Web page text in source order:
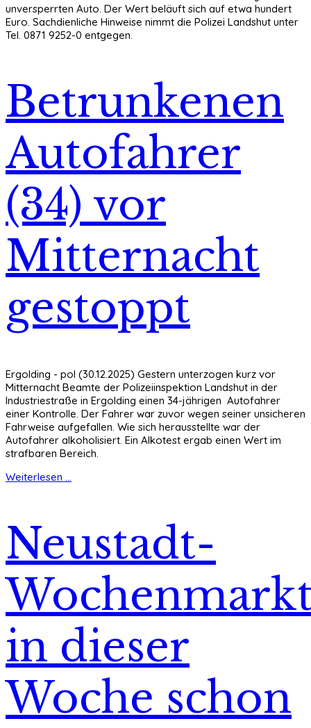
unversperrten Auto. Der Wert beläuft sich auf etwa hundert
Euro. Sachdienliche Hinweise nimmt die Polizei Landshut unter
Tel. 0871 9252-0 entgegen.
Betrunkenen
Autofahrer
(34) vor
Mitternacht
gestoppt
Ergolding - pol (30.12.2025) Gestern unterzogen kurz vor
Mitternacht Beamte der Polizeiinspektion Landshut in der
Industriestraße in Ergolding einen 34-jährigen Autofahrer
einer Kontrolle. Der Fahrer war zuvor wegen seiner unsicheren
Fahrweise aufgefallen. Wie sich herausstellte war der
Autofahrer alkoholisiert. Ein Alkotest ergab einen Wert im
strafbaren Bereich.
Weiterlesen ...
Neustadt-
in dieser
Woche schon